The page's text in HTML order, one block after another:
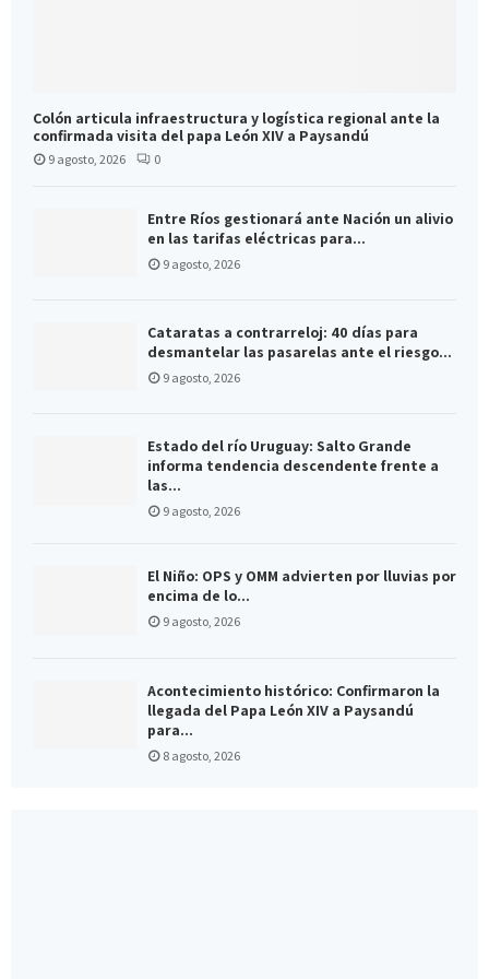
Colón articula infraestructura y logística regional ante la
confirmada visita del papa León XIV a Paysandú
9 agosto, 2026 0
Entre Ríos gestionará ante Nación un alivio
en las tarifas eléctricas para...
9 agosto, 2026
Cataratas a contrarreloj: 40 días para
desmantelar las pasarelas ante el riesgo...
9 agosto, 2026
Estado del río Uruguay: Salto Grande
informa tendencia descendente frente a
las...
9 agosto, 2026
El Niño: OPS y OMM advierten por lluvias por
encima de lo...
9 agosto, 2026
Acontecimiento histórico: Confirmaron la
llegada del Papa León XIV a Paysandú
para...
8 agosto, 2026